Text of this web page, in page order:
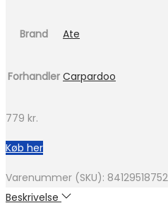
Brand Ate
Forhandler Carpardoo
779 kr.
Køb her
Varenummer (SKU):
Beskrivelse